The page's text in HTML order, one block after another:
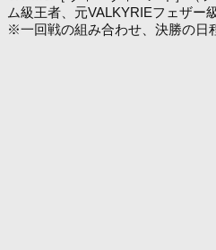
ム級王者、元VALKYRIEフェザー
※一回戦の組み合わせ、決勝の日